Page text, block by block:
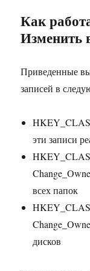
Как
Изменить
Приведенные
записей в
эти записи
всех папок
дисков